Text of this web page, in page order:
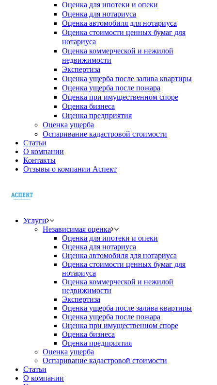
Оценка для ипотеки и опеки
Оценка для нотариуса
Оценка автомобиля для нотариуса
Оценка стоимости ценных бумаг для
нотариуса
Оценка коммерческой и нежилой
недвижимости
Экспертиза
Оценка ущерба после залива квартиры
Оценка ущерба после пожара
Оценка при имущественном споре
Оценка бизнеса
Оценка предприятия
Оценка ущерба
Оспаривание кадастровой стоимости
Статьи
О компании
Контакты
Отзывы о компании Аспект
Услуги
Независимая оценка
Оценка для ипотеки и опеки
Оценка для нотариуса
Оценка автомобиля для нотариуса
Оценка стоимости ценных бумаг для
нотариуса
Оценка коммерческой и нежилой
недвижимости
Экспертиза
Оценка ущерба после залива квартиры
Оценка ущерба после пожара
Оценка при имущественном споре
Оценка бизнеса
Оценка предприятия
Оценка ущерба
Оспаривание кадастровой стоимости
Статьи
О компании